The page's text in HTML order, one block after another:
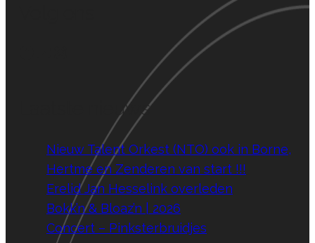
Laatste nieuws
Nieuw Talent Orkest (NTO) ook in Borne,
Hertme en Zenderen van start !!!
Erelid Jan Hesselink overleden
Bokk’n & Bloaz’n | 2026
Concert – Pinksterbruidjes